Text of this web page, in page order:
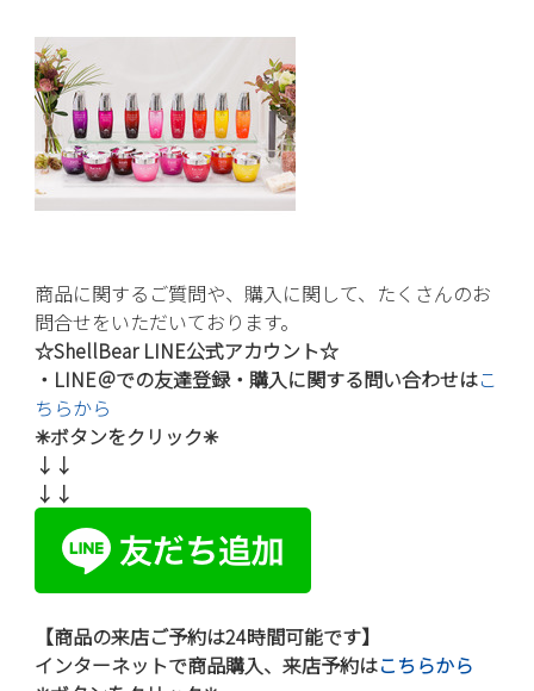
商品に関するご質問や、 購入に関して、たくさんのお
問合せをいただいております。
☆ShellBear LINE公式アカウント☆
・LINE＠での友達登録・ 購入に関する問い合わせはこ
ちらから
✳︎ボタンをクリック✳︎
↓↓
↓↓
【商品の来店ご予約は24時間可能です】
インターネットで商品購入、 来店予約はこちらから